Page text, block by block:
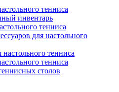
тенниса
инвентарь
тенниса
для настольного
настольного тенниса
тенниса
столов